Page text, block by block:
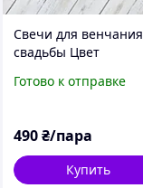
Свечи для венчания
свадьбы Цвет
Сваиные Набор
Готово к отправке
490 ₴/пара
Купить